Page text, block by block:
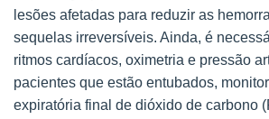
lesões afetadas para reduzir as
sequelas irreversíveis. Ainda, é
ritmos cardíacos, oximetria e pressão
pacientes que estão entubados,
expiratória final de dióxido de carbono